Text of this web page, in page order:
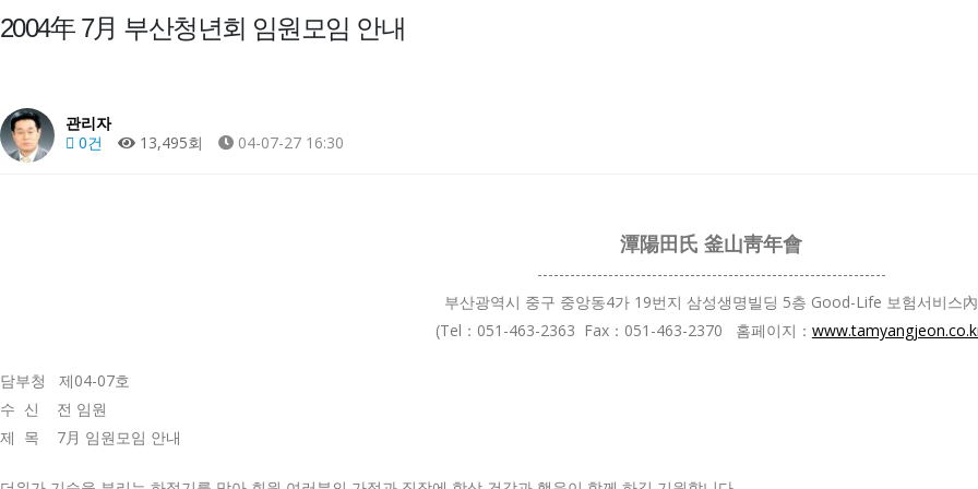
2004年 7月 부산청년회 임원모임 안내
관리자
0건
13,495회 04-07-27 16:30
潭陽田氏 釜山靑年會
----------------------------------------------------------------
부산광역시 중구 중앙동4가 19번지 삼성생명빌딩 5층 Good-Life 보험서비스內
(Tel：051-463-2363 Fax：051-463-2370 홈페이지：
담부청 제04-07호
수 신 전 임원
제 목 7月 임원모임 안내